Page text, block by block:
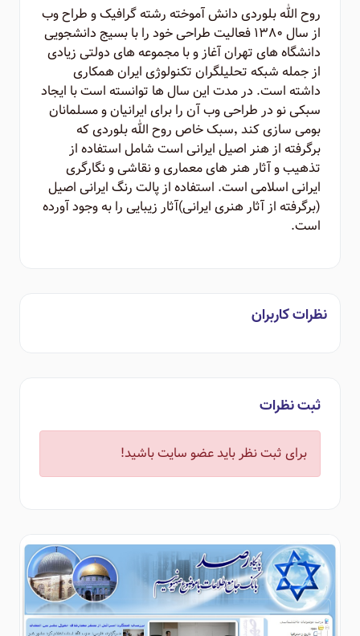
روح الله بلوردی دانش آموخته رشته گرافیک و طراح وب
از سال ۱۳۸۰ فعالیت طراحی خود را با بسیج دانشجویی
دانشگاه های تهران آغاز و با مجموعه های دولتی زیادی
از جمله شبکه تحلیلگران تکنولوژی ایران همکاری
داشته است. در مدت این سال ها توانسته است با ایجاد
سبکی نو در طراحی وب آن را برای ایرانیان و مسلمانان
بومی سازی کند ٬‌سبک خاص روح الله بلوردی که
برگرفته از هنر اصیل ایرانی است شامل استفاده از
تذهیب و آثار هنر های معماری و نقاشی و نگارگری
ایرانی اسلامی است. استفاده از پالت رنگ ایرانی اصیل
(برگرفته از آثار هنری ایرانی)‌آثار زیبایی را به وجود آورده
است.
نظرات کاربران
ثبت نظرات
برای ثبت نظر باید عضو سایت باشید!